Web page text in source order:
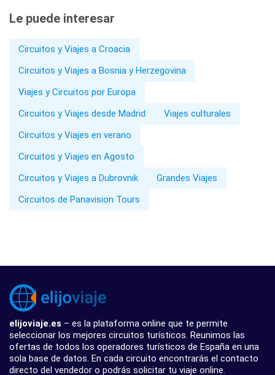
Le puede interesar
Circuitos y Viajes a Croacia
Circuitos y Viajes a Bosnia y Herzegovina
Viajes y Circuitos por Europa
Circuitos y Viajes desde Madrid
Viajes culturales
Circuitos y Viajes en verano
Circuitos y Viajes en Agosto
Circuitos y Viajes a Dubrovnik
Grandes Viajes
Circuitos de Panavision Tours
elijoviaje.es – es la plataforma online que te permite
seleccionar los mejores circuitos turísticos. Reunimos las
ofertas de todos los operadores turísticos de España en una
sola base de datos. En cada circuito encontrarás el contacto
directo del vendedor o podrás solicitar tu viaje online.